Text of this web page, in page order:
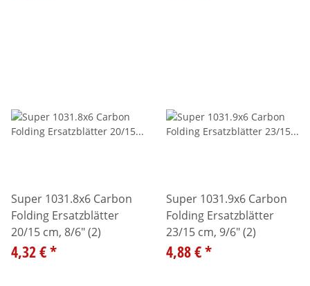
Super 1031.8x6 Carbon
Folding Ersatzblätter
20/15 cm, 8/6" (2)
4,32 €*
Super 1031.9x6 Carbon
Folding Ersatzblätter
23/15 cm, 9/6" (2)
4,88 €*